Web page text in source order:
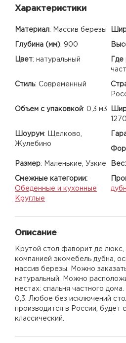
Характеристики
Материал: Массив березы
Глубина (мм): 900
Цвет: натуральный
Стиль: Современный
Объем с упаковкой: 0,3 м3
1270
Шоурум:
Щелково,
Жулебино
Размер: Маленькие, Узкие Вес:
Смежные категории:
Обеденные и кухонные
Круглые
Описание
Крутой стол фаворит де люкс,
компанией экомебель дубна,
массив березы. Можно
натуральный. Можно
местах: спальня частного
0,3. Любое без исключений
производится в России, будет
классический.